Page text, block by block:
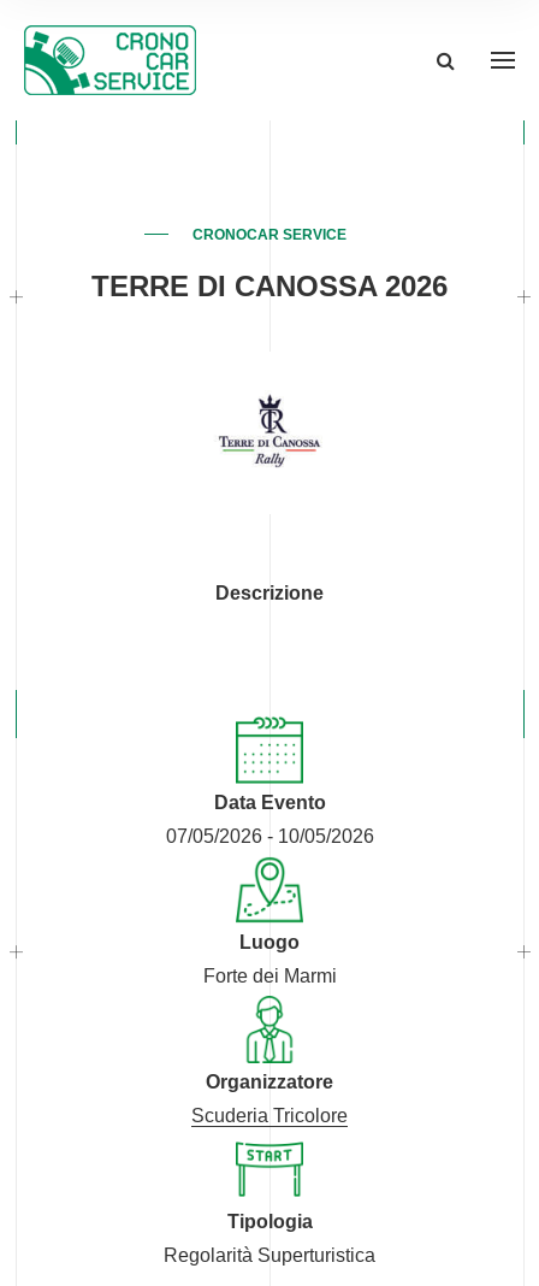
CRONOCAR SERVICE
TERRE DI CANOSSA 2026
Descrizione
Data Evento
07/05/2026 - 10/05/2026
Luogo
Forte dei Marmi
Organizzatore
Scuderia Tricolore
Tipologia
Regolarità Superturistica